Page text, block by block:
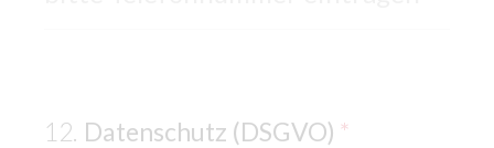
Datenschutz (DSGVO) *